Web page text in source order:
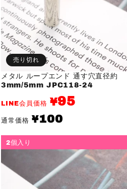
売り切れ
メタル ループエンド 通す穴直径約
3mm/5mm JPC118-24
LINE会員価格 ¥95
通常価格
通
常
¥100
2個入り